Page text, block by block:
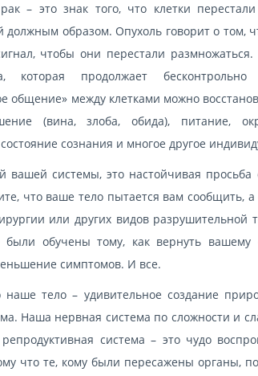
– это знак того, что клетки
должным образом. Опухоль говорит о том,
чтобы они перестали
которая продолжает бесконтрольно
общение» между клетками можно
(вина, злоба, обида), питание,
сознания и многое другое
системы, это настойчивая просьба
что ваше тело пытается вам сообщить, а
или других видов разрушительной
обучены тому, как вернуть вашему
симптомов. И все.
тело – удивительное создание
Наша нервная система по сложности и
система – это чудо
что те, кому были пересажены органы,